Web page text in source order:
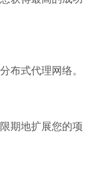
布式代理网络。
期地扩展您的项